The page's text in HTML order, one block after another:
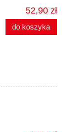
52,90 zł
do koszyka